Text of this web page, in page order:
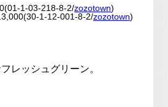
1-03-218-8-2/zozotown)
1-12-001-8-2/zozotown)
レッシュグリーン。